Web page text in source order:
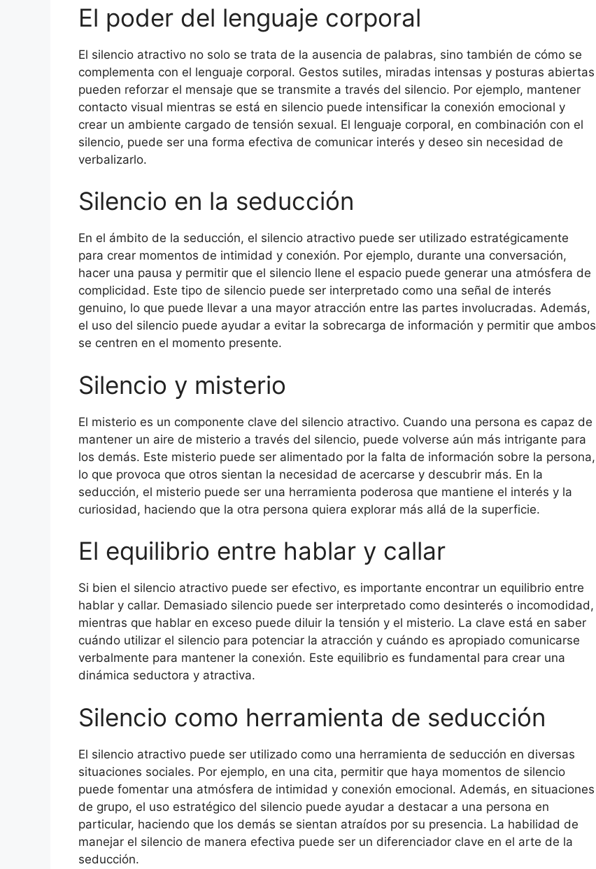
El poder del lenguaje corporal
El silencio atractivo no solo se trata de la ausencia de palabras, sino también de cómo se
complementa con el lenguaje corporal. Gestos sutiles, miradas intensas y posturas abiertas
pueden reforzar el mensaje que se transmite a través del silencio. Por ejemplo, mantener
contacto visual mientras se está en silencio puede intensificar la conexión emocional y
crear un ambiente cargado de tensión sexual. El lenguaje corporal, en combinación con el
silencio, puede ser una forma efectiva de comunicar interés y deseo sin necesidad de
verbalizarlo.
Silencio en la seducción
En el ámbito de la seducción, el silencio atractivo puede ser utilizado estratégicamente
para crear momentos de intimidad y conexión. Por ejemplo, durante una conversación,
hacer una pausa y permitir que el silencio llene el espacio puede generar una atmósfera de
complicidad. Este tipo de silencio puede ser interpretado como una señal de interés
genuino, lo que puede llevar a una mayor atracción entre las partes involucradas. Además,
el uso del silencio puede ayudar a evitar la sobrecarga de información y permitir que ambos
se centren en el momento presente.
Silencio y misterio
El misterio es un componente clave del silencio atractivo. Cuando una persona es capaz de
mantener un aire de misterio a través del silencio, puede volverse aún más intrigante para
los demás. Este misterio puede ser alimentado por la falta de información sobre la persona,
lo que provoca que otros sientan la necesidad de acercarse y descubrir más. En la
seducción, el misterio puede ser una herramienta poderosa que mantiene el interés y la
curiosidad, haciendo que la otra persona quiera explorar más allá de la superficie.
El equilibrio entre hablar y callar
Si bien el silencio atractivo puede ser efectivo, es importante encontrar un equilibrio entre
hablar y callar. Demasiado silencio puede ser interpretado como desinterés o incomodidad,
mientras que hablar en exceso puede diluir la tensión y el misterio. La clave está en saber
cuándo utilizar el silencio para potenciar la atracción y cuándo es apropiado comunicarse
verbalmente para mantener la conexión. Este equilibrio es fundamental para crear una
dinámica seductora y atractiva.
Silencio como herramienta de seducción
El silencio atractivo puede ser utilizado como una herramienta de seducción en diversas
situaciones sociales. Por ejemplo, en una cita, permitir que haya momentos de silencio
puede fomentar una atmósfera de intimidad y conexión emocional. Además, en situaciones
de grupo, el uso estratégico del silencio puede ayudar a destacar a una persona en
particular, haciendo que los demás se sientan atraídos por su presencia. La habilidad de
manejar el silencio de manera efectiva puede ser un diferenciador clave en el arte de la
seducción.